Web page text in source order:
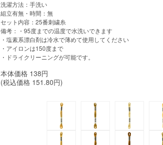
洗濯方法：手洗い
組立有無・時間：無
セット内容：25番刺繍糸
備考：・95度までの温度で水洗いできます
・塩素系漂白剤は冷水で薄めて使用してください
・アイロンは150度まで
・ドライクリーニングが可能です。
本体価格 138円
(税込価格 151.80円)